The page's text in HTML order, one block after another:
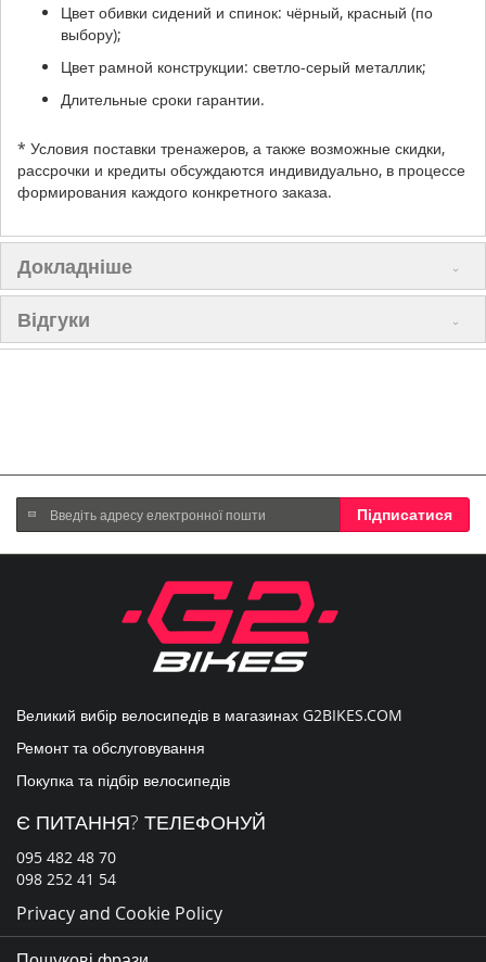
Цвет обивки сидений и спинок: чёрный, красный (по
выбору);
Цвет рамной конструкции: светло-серый металлик;
Длительные сроки гарантии.
* Условия поставки тренажеров, а также возможные скидки,
рассрочки и кредиты обсуждаются индивидуально, в процессе
формирования каждого конкретного заказа.
Докладніше
Відгуки
Підпишіться
на
нашу
Підписатися
Великий вибір велосипедів в магазинах G2BIKES.COM
Ремонт та обслуговування
Покупка та підбір велосипедів
Є ПИТАННЯ? ТЕЛЕФОНУЙ
095 482 48 70
098 252 41 54
Privacy and Cookie Policy